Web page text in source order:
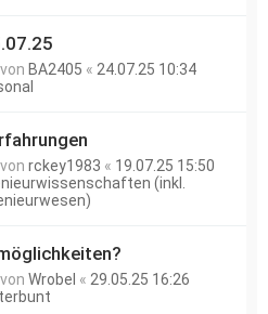
BA2405 « 24.07.25 10:34
rckey1983 « 19.07.25 15:50
(inkl.
Wrobel « 29.05.25 16:26